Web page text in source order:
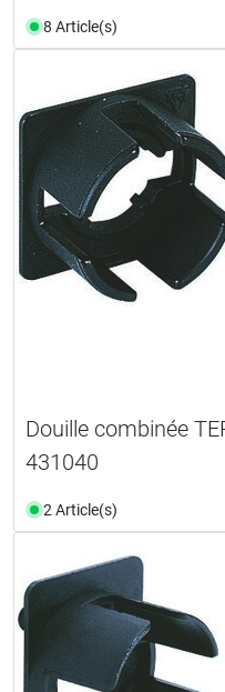
8 Article(s)
Douille combinée
431040
2 Article(s)